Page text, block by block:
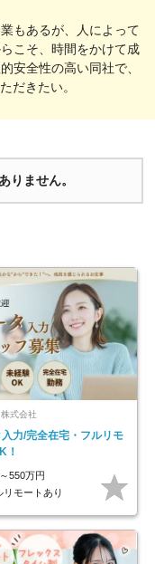
もあるが、人によって
こそ、時間をかけて成
安全性の高い同社で、
だきたい。
りません。
式会社
力/完全在宅・フルリモ
！
550万円
リモートあり